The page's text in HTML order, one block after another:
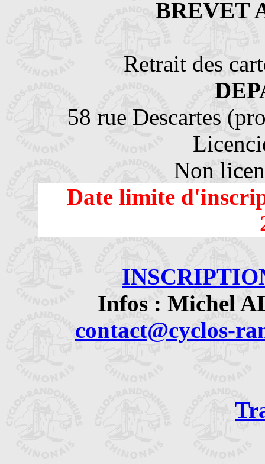
BREVET
Retrait des
58 rue Descartes
Non
Date limite
Infos : Michel
contact@cyclos-